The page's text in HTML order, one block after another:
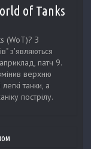
of Tanks
(WoT)? З
з'являються
патч 9.
верхню
танки, а
пострілу.